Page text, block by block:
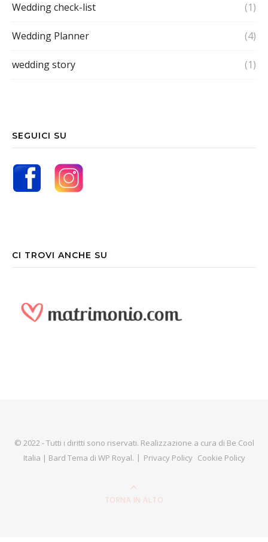
Wedding check-list (1)
Wedding Planner (4)
wedding story (1)
SEGUICI SU
CI TROVI ANCHE SU
© 2022 - Tutti i diritti sono riservati. Realizzazione a cura di Be Cool
Italia | Bard Tema di WP Royal. Privacy Policy Cookie Policy
TORNA IN ALTO